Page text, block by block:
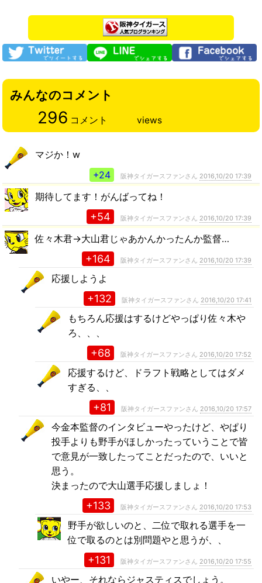
みんなのコメント
296 コメント views
マジか！w
+24
阪神タイガースファンさん 2016,10/20 17:39
期待してます！がんばってね！
+54 阪神タイガースファンさん 2016,10/20 17:39
佐々木君→大山君じゃあかんかったんか監督…
+164 阪神タイガースファンさん 2016,10/20 17:39
応援しようよ
+132 阪神タイガースファンさん 2016,10/20 17:41
もちろん応援はするけどやっぱり佐々木や
ろ、、、
+68 阪神タイガースファンさん 2016,10/20 17:52
応援するけど、ドラフト戦略としてはダメ
すぎる、、
+81 阪神タイガースファンさん 2016,10/20 17:57
今金本監督のインタビューやったけど、やぱり
投手よりも野手がほしかったっていうことで皆
で意見が一致したってことだったので、いいと
思う。
決まったので大山選手応援しましょ！
+133 阪神タイガースファンさん 2016,10/20 17:53
野手が欲しいのと、二位で取れる選手を一
位で取るのとは別問題やと思うが、、
+131 阪神タイガースファンさん 2016,10/20 17:55
いやー、それならジャスティスでしょう。